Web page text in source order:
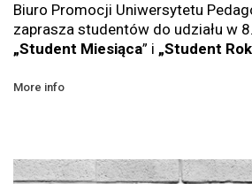
Biuro Promocji Uniwersytetu
zaprasza studentów do udziału w
„Student Miesiąca” i „Student
More info